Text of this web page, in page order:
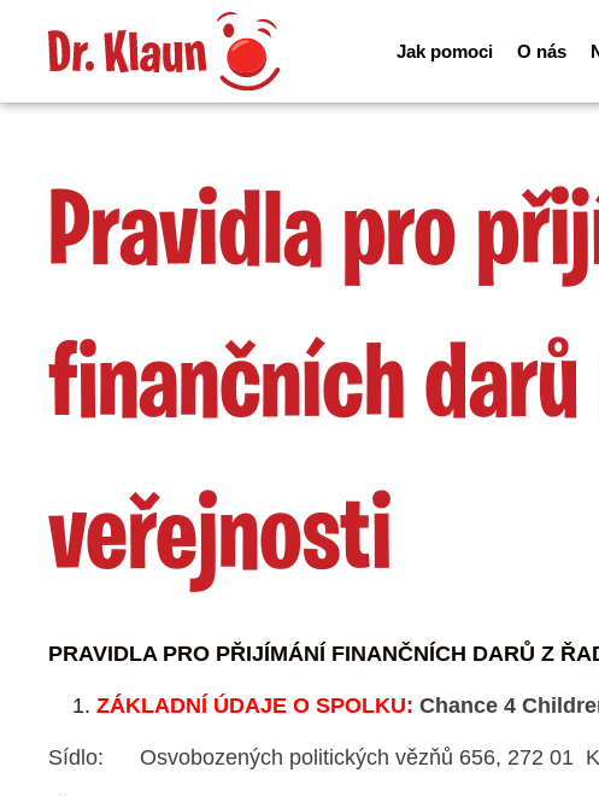
Jak pomoci O nás
Pravidla pro
finančních darů
veřejnosti
PRAVIDLA PRO PŘIJÍMÁNÍ FINANČNÍCH DARŮ Z
ZÁKLADNÍ ÚDAJE O SPOLKU: Chance 4
Sídlo: Osvobozených politických vězňů 656, 272 01